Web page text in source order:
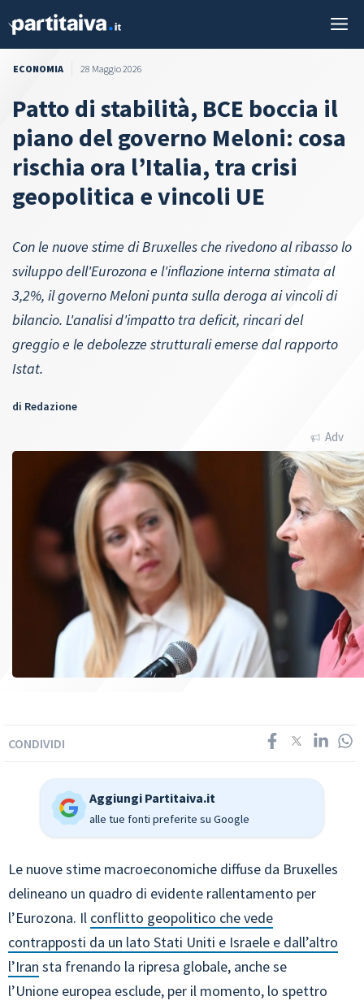
ECONOMIA 28 Maggio 2026
Patto di stabilità, BCE boccia il
piano del governo Meloni: cosa
rischia ora l’Italia, tra crisi
geopolitica e vincoli UE
Con le nuove stime di Bruxelles che rivedono al ribasso lo
sviluppo dell'Eurozona e l'inflazione interna stimata al
3,2%, il governo Meloni punta sulla deroga ai vincoli di
bilancio. L'analisi d'impatto tra deficit, rincari del
greggio e le debolezze strutturali emerse dal rapporto
Istat.
di Redazione
Adv
CONDIVIDI
Aggiungi Partitaiva.it
alle tue fonti preferite su Google
Le nuove stime macroeconomiche diffuse da Bruxelles
delineano un quadro di evidente rallentamento per
l’Eurozona. Il conflitto geopolitico che vede
contrapposti da un lato Stati Uniti e Israele e dall’altro
l’Iran sta frenando la ripresa globale, anche se
l’Unione europea esclude, per il momento, lo spettro